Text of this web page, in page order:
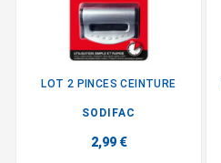
LOT 2 PINCES CEINTURE
SODIFAC
2,99 €